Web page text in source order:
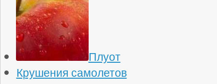
Плуот
Крушения самолетов